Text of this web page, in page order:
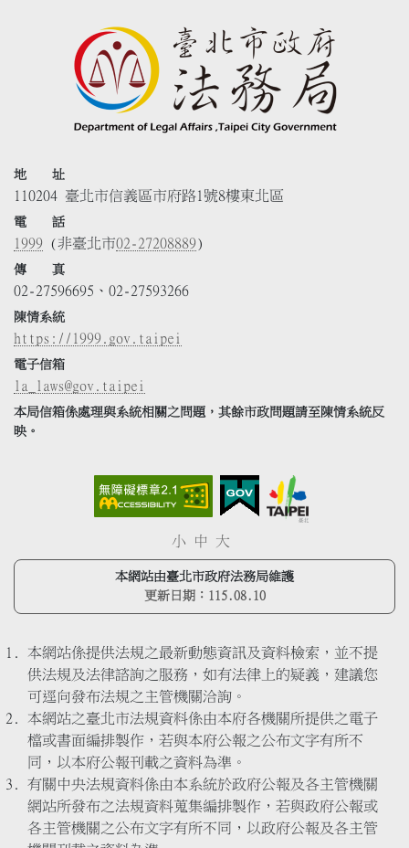
地 址
110204 臺北市信義區市府路1號8樓東北區
電 話
1999 (非臺北市02-27208889)
傳 真
02-27596695、02-27593266
陳情系統
https://1999.gov.taipei
電子信箱
la_laws@gov.taipei
本局信箱係處理與系統相關之問題，其餘市政問題請至陳情系統反
映。
小 中 大
本網站由臺北市政府法務局維護
更新日期： 115.08.10
本網站係提供法規之最新動態資訊及資料檢索，並不提
供法規及法律諮詢之服務，如有法律上的疑義，建議您
可逕向發布法規之主管機關洽詢。
本網站之臺北市法規資料係由本府各機關所提供之電子
檔或書面編排製作，若與本府公報之公布文字有所不
同，以本府公報刊載之資料為準。
有關中央法規資料係由本系統於政府公報及各主管機關
網站所發布之法規資料蒐集編排製作，若與政府公報或
各主管機關之公布文字有所不同，以政府公報及各主管